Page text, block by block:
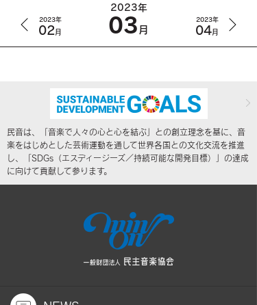
2023年
02月
2023年
03 月
2023年
04月
民音は、「音楽で人々の心と心を結ぶ」との創立理念を基に、音
楽をはじめとした芸術運動を通して世界各国との文化交流を推進
し、「SDGs（エスディージーズ／持続可能な開発目標）」の達成
に向けて貢献して参ります。